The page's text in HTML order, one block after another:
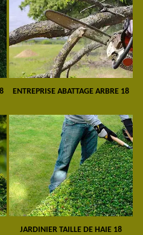
ENTREPRISE ABATTAGE ARBRE 18
JARDINIER TAILLE DE HAIE 18